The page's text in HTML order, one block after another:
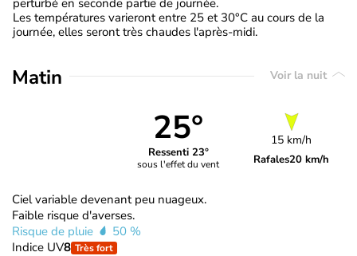
Les températures varieront entre 25 et 30°C au cours de la
journée, elles seront très chaudes l'après-midi.
Matin Voir la nuit
25°
Ressenti 23°
sous l'effet du vent
15 km/h
Rafales20 km/h
Ciel variable devenant peu nuageux.
Faible risque d'averses.
Risque de pluie
50 %
Indice UV8 Très fort